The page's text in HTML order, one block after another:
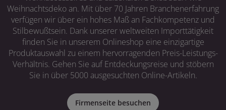
Weihnachtsdeko an. Mit über 70 Jahren Branchenerfahrung
verfügen wir über ein hohes Maß an Fachkompetenz und
Stilbewußtsein. Dank unserer weltweiten Importtätigkeit
finden Sie in unserem Onlineshop eine einzigartige
Produktauswahl zu einem hervorragenden Preis-Leistungs-
Verhältnis. Gehen Sie auf Entdeckungsreise und stöbern
Sie in über 5000 ausgesuchten Online-Artikeln.
Firmenseite besuchen